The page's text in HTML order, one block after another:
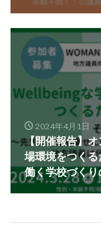
2024年4月1日
【開催報告】
場環境をつく
働く学校づく